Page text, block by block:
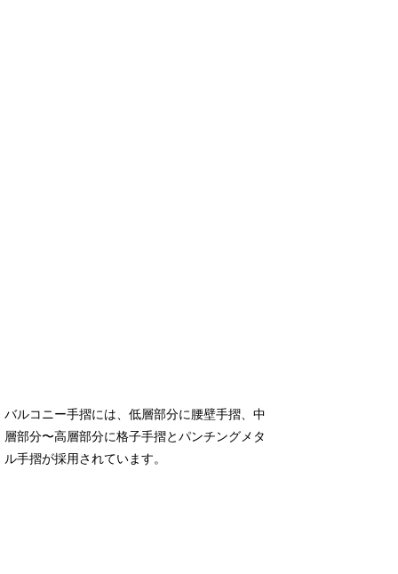
バルコニー手摺には、低層部分に腰壁手摺、中
層部分〜高層部分に格子手摺とパンチングメタ
ル手摺が採用されています。